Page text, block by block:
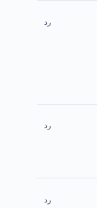
رد
رد
رد